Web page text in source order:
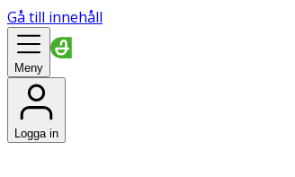
Gå till innehåll
Meny
Logga in